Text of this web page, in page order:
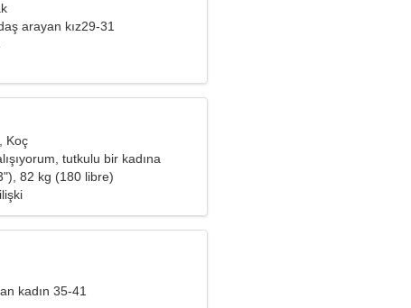
arayan kız29-31
Koç
tutkulu bir kadına
82 kg (180 libre)
kadın 35-41